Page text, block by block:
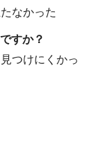
なかった
すか？
見つけにくかっ